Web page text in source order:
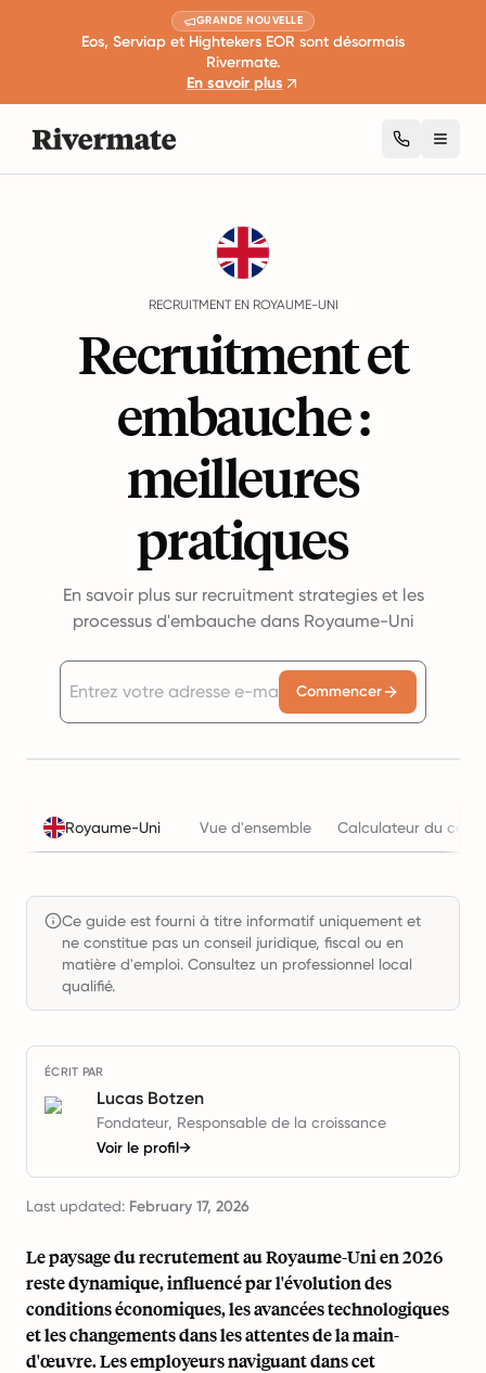
GRANDE NOUVELLE
Eos, Serviap et Hightekers EOR sont désormais
Rivermate.
En savoir plus
RECRUITMENT EN ROYAUME-UNI
Recruitment et
embauche :
meilleures
pratiques
En savoir plus sur recruitment strategies et les
processus d'embauche dans Royaume-Uni
Commencer
Royaume-Uni Vue d'ensemble Calculateur du coût
Ce guide est fourni à titre informatif uniquement et
ne constitue pas un conseil juridique, fiscal ou en
matière d'emploi. Consultez un professionnel local
qualifié.
ÉCRIT PAR
Lucas Botzen
Fondateur, Responsable de la croissance
Voir le profil→
Last updated: February 17, 2026
Le paysage du recrutement au Royaume-Uni en 2026
reste dynamique, influencé par l'évolution des
conditions économiques, les avancées technologiques
et les changements dans les attentes de la main-
d'œuvre. Les employeurs naviguant dans cet